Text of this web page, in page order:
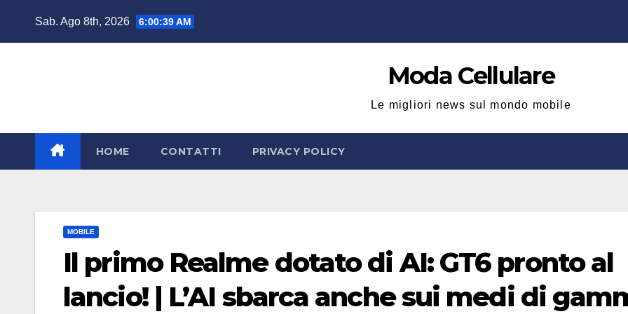
Sab. Ago 8th, 2026 6:00:39 AM
Moda Cellulare
Le migliori news sul mondo mobile
HOME CONTATTI PRIVACY POLICY
MOBILE
Il primo Realme dotato di AI: GT6 pronto al
lancio! | L’AI sbarca anche sui medi di